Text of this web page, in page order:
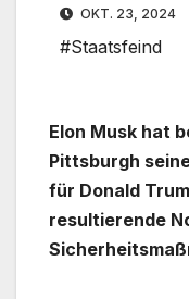
OKT. 23, 2024
#Staatsfeind
Elon Musk hat
Pittsburgh
für Donald
resultierende